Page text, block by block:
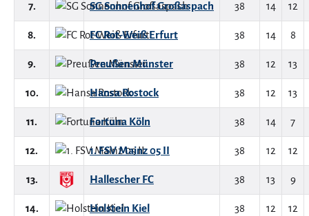
7. SG Sonnenhof Großaspach 38 14 12
8. FC Rot-Weiß Erfurt 38 14 8
9. Preußen Münster 38 12 13
10. Hansa Rostock 38 12 13
11. Fortuna Köln 38 14 7
12. 1. FSV Mainz 05 II 38 12 12
13. Hallescher FC 38 13 9
14. Holstein Kiel 38 12 12